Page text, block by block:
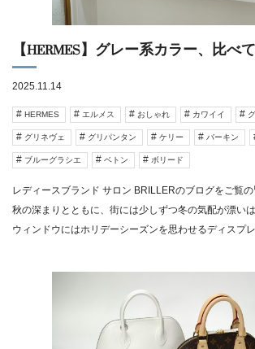
【HERMES】グレー系カラー、比べ
2025.11.14
HERMES エルメス おしゃれ カワイイ
グリネヴェ グリパンタン ケリー バーキン
ブルーグラシエ ベトン ボリード
レディースブランド サロン BRILLERのブログをご覧の
秋の深まりとともに、街には少しずつ冬の気配が漂い
ウィンドウにはホリデーシーズンを思わせるディスプ